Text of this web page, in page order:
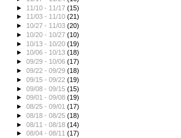
► 11/10 - 11/17(15)
► 11/03 - 11/10(21)
► 10/27 - 11/03(20)
► 10/20 - 10/27(10)
► 10/13 - 10/20(19)
► 10/06 - 10/13(18)
►09/29 - 10/06(17)
►09/22 - 09/29(18)
►09/15 - 09/22(19)
►09/08 - 09/15(15)
►09/01 - 09/08(19)
►08/25 - 09/01(17)
►08/18 - 08/25(18)
►08/11 - 08/18(14)
►08/04 - 08/11(17)